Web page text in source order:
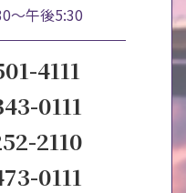
～午後5:30
4111
0111
2110
0111